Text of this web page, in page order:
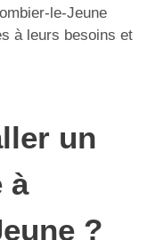
le-Jeune
à leurs besoins et
un
à
?